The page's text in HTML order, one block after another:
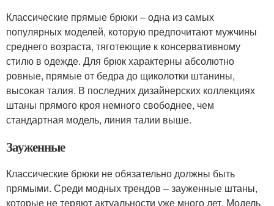
Классические прямые брюки – одна из самых
популярных моделей, которую предпочитают мужчины
среднего возраста, тяготеющие к консервативному
стилю в одежде. Для брюк характерны абсолютно
ровные, прямые от бедра до щиколотки штанины,
высокая талия. В последних дизайнерских коллекциях
штаны прямого кроя немного свободнее, чем
стандартная модель, линия талии выше.
Зауженные
Классические брюки не обязательно должны быть
прямыми. Среди модных трендов – зауженные штаны,
которые не теряют актуальности уже много лет. Модель